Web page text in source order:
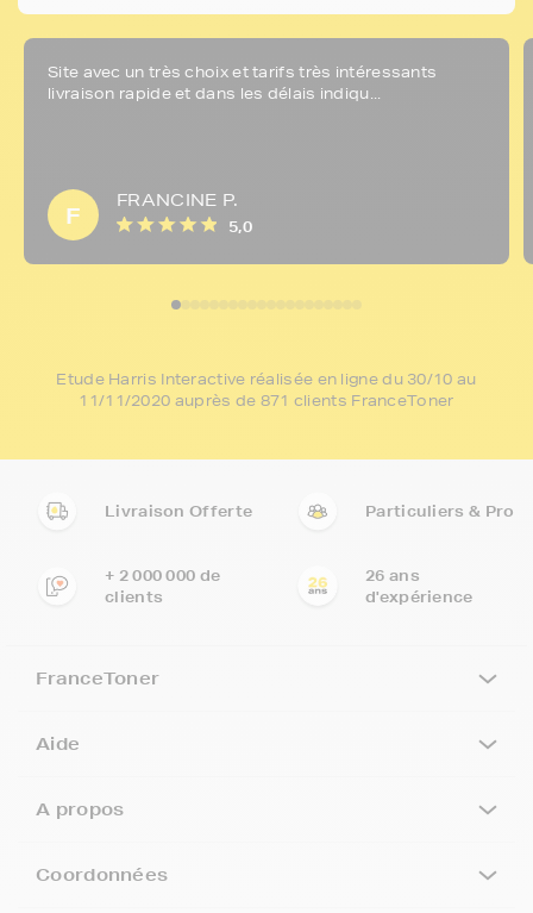
Site avec un très choix et tarifs très intéressants
livraison rapide et dans les délais indiqu...
F
FRANCINE P.
5,0
Etude Harris Interactive réalisée en ligne du 30/10 au
11/11/2020 auprès de 871 clients FranceToner
Livraison Offerte Particuliers & Pro
+ 2 000 000 de
clients
26 ans
d'expérience
FranceToner
Aide
A propos
Coordonnées